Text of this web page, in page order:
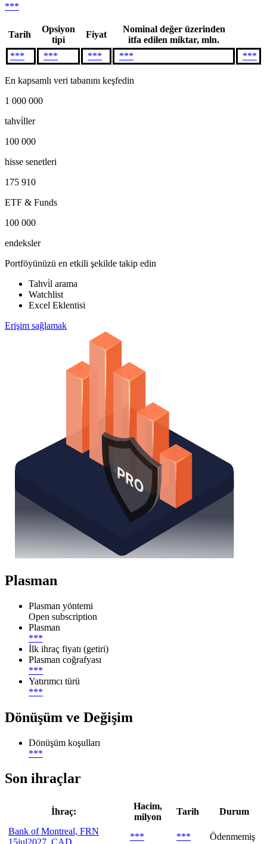
***
Tarih
Opsiyon
tipi
Fiyat
Nominal değer üzerinden
itfa edilen miktar, mln.
***
*** *** *** ***
En kapsamlı veri tabanını keşfedin
1 000 000
tahvi̇ller
100 000
hisse senetleri
175 910
ETF & Funds
100 000
endeksler
Portföyünüzü en etkili şekilde takip edin
Tahvi̇l arama
Watchlist
Excel Eklentisi
Erişim sağlamak
Plasman
Plasman yöntemi
Open subscription
Plasman
***
İlk ihraç fiyatı (getiri)
Plasman coğrafyası
***
Yatırımcı türü
***
Dönüşüm ve Değişim
Dönüşüm koşulları
***
Son ihraçlar
İhraç:
Hacim,
milyon
Tarih
Durum
Bank of Montreal, FRN
*** *** Ödenmemiş